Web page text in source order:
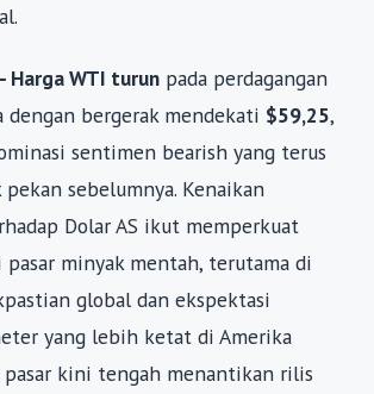
Harga WTI turun pada perdagangan
dengan bergerak mendekati $59,25,
sentimen bearish yang terus
sebelumnya. Kenaikan
Dolar AS ikut memperkuat
minyak mentah, terutama di
global dan ekspektasi
yang lebih ketat di Amerika
pasar kini tengah menantikan rilis